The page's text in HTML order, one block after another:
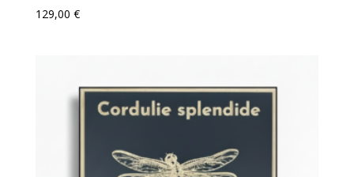
129,00 €